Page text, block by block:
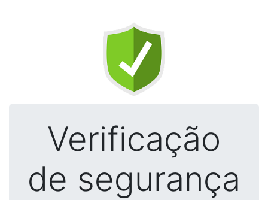
Verificação
de segurança